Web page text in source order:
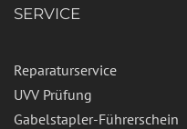
SERVICE
Reparaturservice
UVV Prüfung
Gabelstapler-Führerschein